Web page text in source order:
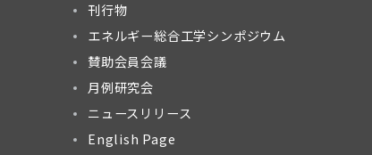
刊行物
エネルギー総合工学シンポジウム
賛助会員会議
月例研究会
ニュースリリース
English Page